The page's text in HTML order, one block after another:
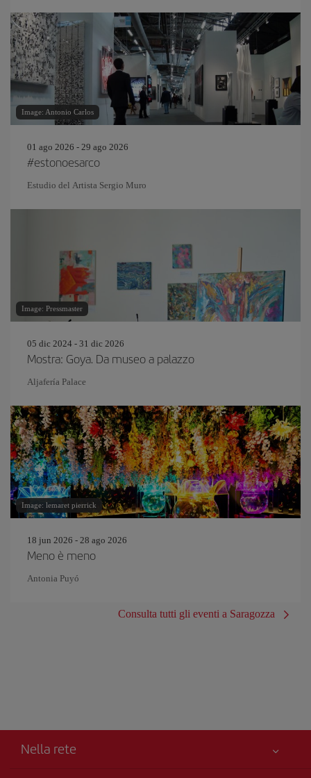
Image: Antonio Carlos
01 ago 2026 - 29 ago 2026
#estonoesarco
Estudio del Artista Sergio Muro
Image: Pressmaster
05 dic 2024 - 31 dic 2026
Mostra: Goya. Da museo a palazzo
Aljafería Palace
Image: lemaret pierrick
18 jun 2026 - 28 ago 2026
Meno è meno
Antonia Puyó
Consulta tutti gli eventi a Saragozza
Nella rete